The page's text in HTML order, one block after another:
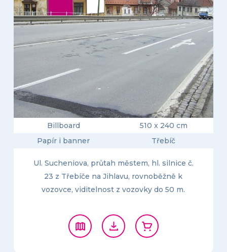
Billboard
510 x 240 cm
Papír i banner
Třebíč
Ul. Sucheniova, průtah městem, hl. silnice č.
23 z Třebíče na Jihlavu, rovnoběžně k
vozovce, viditelnost z vozovky do 50 m.